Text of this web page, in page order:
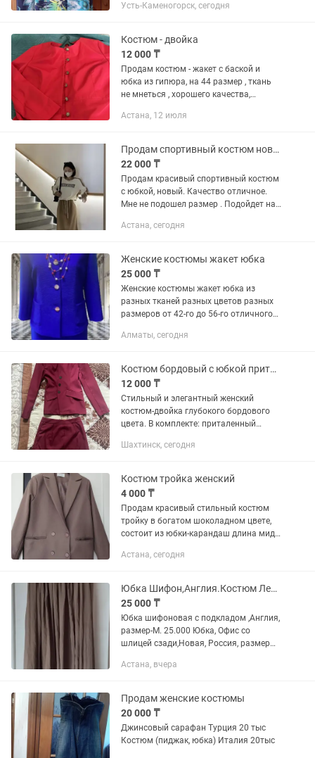
Усть-Каменогорск, сегодня
Костюм - двойка
12 000 ₸
Продам костюм - жакет с баской и
юбка из гипюра, на 44 размер , ткань
не мнеться , хорошего качества,
приятная к телу
Астана, 12 июля
Продам спортивный костюм новый
22 000 ₸
Продам красивый спортивный костюм
с юбкой, новый. Качество отличное.
Мне не подошел размер . Подойдет на
Астана, сегодня
Женские костюмы жакет юбка
25 000 ₸
Женские костюмы жакет юбка из
разных тканей разных цветов разных
размеров от 42-го до 56-го отличного
Алматы, сегодня
Костюм бордовый с юбкой приталенный
12 000 ₸
Стильный и элегантный женский
костюм-двойка глубокого бордового
цвета. В комплекте: приталенный
воротником-стойкой и мини-
заказ,...
Шахтинск, сегодня
Костюм тройка женский
4 000 ₸
Продам красивый стильный костюм
тройку в богатом шоколадном цвете,
состоит из юбки-карандаш длина миди,
Можно носить всё по отдельности.
Астана, сегодня
Юбка Шифон,Англия.Костюм Летний,ОАЭ. Юбка,Офис,РФ.Пиджак,Лен,Англия, Новый
25 000 ₸
Юбка шифоновая с подкладом ,Англия,
размер-М. 25.000 Юбка, Офис со
шлицей сзади,Новая, Россия, размер
ОАЭ, Новый, р52. Цена - 30.000.
Астана, вчера
Продам женские костюмы
20 000 ₸
Джинсовый сарафан Турция 20 тыс
Костюм (пиджак, юбка) Италия 20тыс